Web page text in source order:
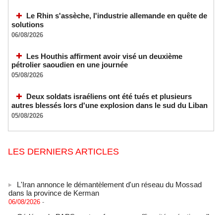
Le Rhin s'assèche, l'industrie allemande en quête de
solutions
06/08/2026
Les Houthis affirment avoir visé un deuxième
pétrolier saoudien en une journée
05/08/2026
Deux soldats israéliens ont été tués et plusieurs
autres blessés lors d'une explosion dans le sud du Liban
05/08/2026
LES DERNIERS ARTICLES
dans la province de Kerman
06/08/2026 -